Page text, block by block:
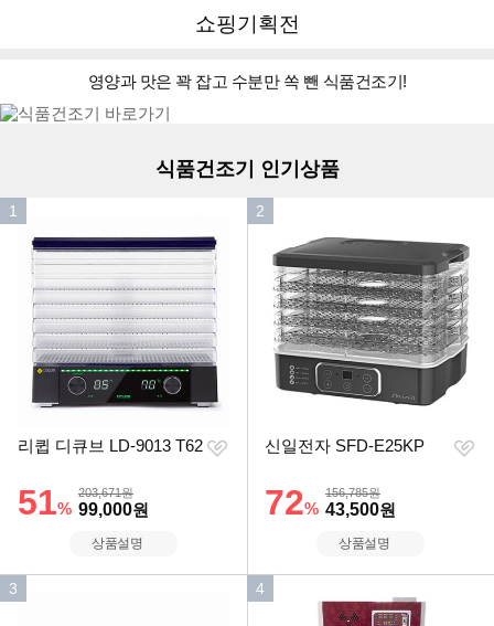
다나와
쇼핑기획전
영양과 맛은 꽉 잡고 수분만 쏙 뺀 식품건조기!
식품건조기 인기상품
인1
리큅 디큐브 LD-9013 T62
할인률
51%
상품금액
203,671원
할인금액
99,000원
찜
상품설명
인
2
신일전자 SFD-E25KP
할인률
72%
상품금액
156,785원
할인금액
43,500원
찜
상품설명
인
3
인
4